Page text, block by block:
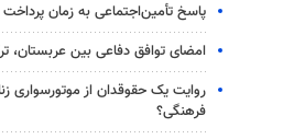
پاسخ تأمین‌اجتماعی به زمان
امضای توافق دفاعی بین عربستان،
روایت یک حقوقدان از موتورسواری
فرهنگی؟